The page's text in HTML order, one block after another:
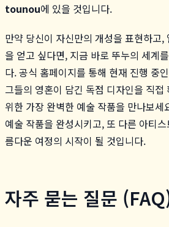
tounou에 있을 것입니다.
만약 당신이 자신만의 개성을 표현하고
을 얻고 싶다면, 지금 바로 뚜누의 세계
다. 공식 홈페이지를 통해 현재 진행 중
그들의 영혼이 담긴 독점 디자인을 직접
위한 가장 완벽한 예술 작품을 만나보세
예술 작품을 완성시키고, 또 다른 아티
름다운 여정의 시작이 될 것입니다.
자주 묻는 질문